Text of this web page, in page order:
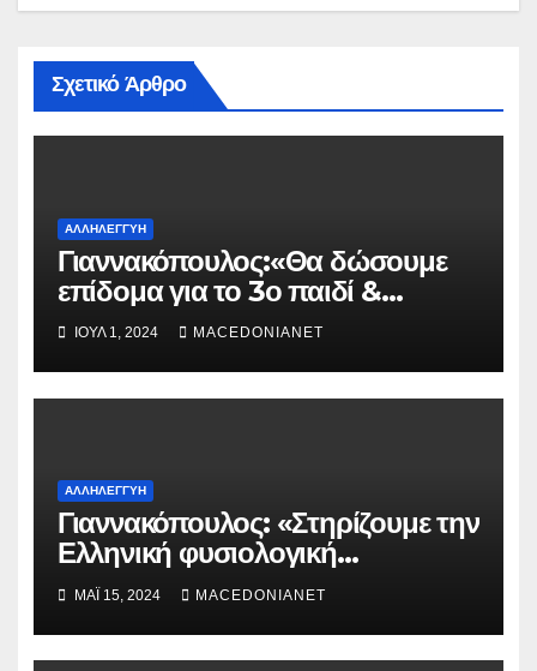
Σχετικό Άρθρο
ΑΛΛΗΛΕΓΓΎΗ
Γιαννακόπουλος:«Θα δώσουμε
επίδομα για το 3ο παιδί &
Ελληνικές σημαίες σε όλα τα
παιδιά Δημοτικού»
ΙΟΎΛ 1, 2024 MACEDONIANET
ΑΛΛΗΛΕΓΓΎΗ
Γιαννακόπουλος: «Στηρίζουμε την
Ελληνική φυσιολογική
οικογένεια»
ΜΆΙ 15, 2024 MACEDONIANET